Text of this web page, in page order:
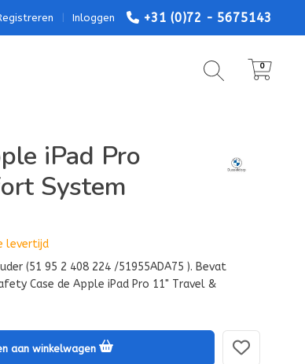
+31 (0)72 - 5675143
Inloggen
0
iPad Pro
System
levertijd
(51 95 2 408 224 /51955ADA75 ). Bevat
Case de Apple iPad Pro 11" Travel &
aan winkelwagen